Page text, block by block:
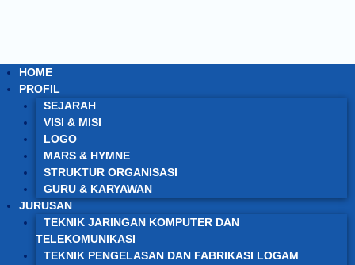
HOME
PROFIL
SEJARAH
VISI & MISI
LOGO
MARS & HYMNE
STRUKTUR ORGANISASI
GURU & KARYAWAN
JURUSAN
TEKNIK JARINGAN KOMPUTER DAN
TELEKOMUNIKASI
TEKNIK PENGELASAN DAN FABRIKASI LOGAM